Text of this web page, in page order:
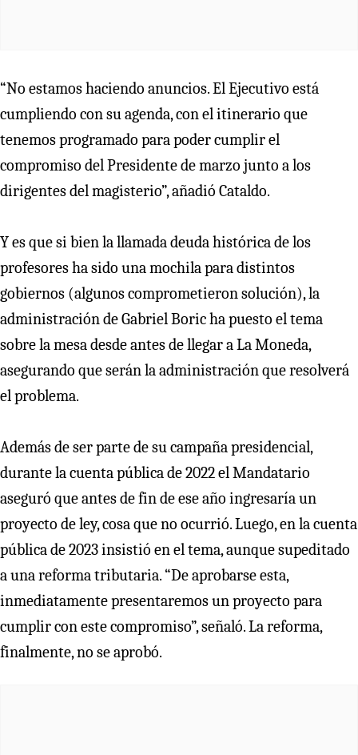
“No estamos haciendo anuncios. El Ejecutivo está
cumpliendo con su agenda, con el itinerario que
tenemos programado para poder cumplir el
compromiso del Presidente de marzo junto a los
dirigentes del magisterio”, añadió Cataldo.
Y es que si bien la llamada deuda histórica de los
profesores ha sido una mochila para distintos
gobiernos (algunos comprometieron solución), la
administración de Gabriel Boric ha puesto el tema
sobre la mesa desde antes de llegar a La Moneda,
asegurando que serán la administración que resolverá
el problema.
Además de ser parte de su campaña presidencial,
durante la cuenta pública de 2022 el Mandatario
aseguró que antes de fin de ese año ingresaría un
proyecto de ley, cosa que no ocurrió. Luego, en la cuenta
pública de 2023 insistió en el tema, aunque supeditado
a una reforma tributaria. “De aprobarse esta,
inmediatamente presentaremos un proyecto para
cumplir con este compromiso”, señaló. La reforma,
finalmente, no se aprobó.